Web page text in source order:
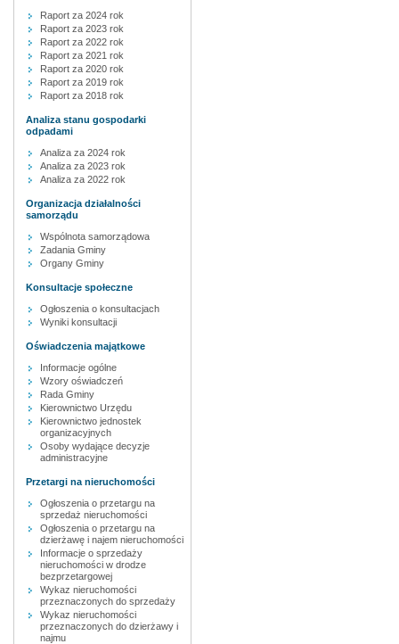
Raport za 2024 rok
Raport za 2023 rok
Raport za 2022 rok
Raport za 2021 rok
Raport za 2020 rok
Raport za 2019 rok
Raport za 2018 rok
Analiza stanu gospodarki
odpadami
Analiza za 2024 rok
Analiza za 2023 rok
Analiza za 2022 rok
Organizacja działalności
samorządu
Wspólnota samorządowa
Zadania Gminy
Organy Gminy
Konsultacje społeczne
Ogłoszenia o konsultacjach
Wyniki konsultacji
Oświadczenia majątkowe
Informacje ogólne
Wzory oświadczeń
Rada Gminy
Kierownictwo Urzędu
Kierownictwo jednostek
organizacyjnych
Osoby wydające decyzje
administracyjne
Przetargi na nieruchomości
Ogłoszenia o przetargu na
sprzedaż nieruchomości
Ogłoszenia o przetargu na
dzierżawę i najem nieruchomości
Informacje o sprzedaży
nieruchomości w drodze
bezprzetargowej
Wykaz nieruchomości
przeznaczonych do sprzedaży
Wykaz nieruchomości
przeznaczonych do dzierżawy i
najmu